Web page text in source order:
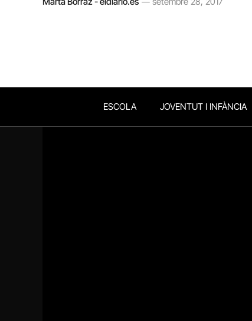
ESCOLA JOVENTUT I INFÀNCIA